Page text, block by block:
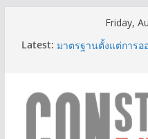
Friday,
Latest: ผู้เชี่ยวชาญด้านวิศว
มาตรฐานตั้งแต่การ
การเดินทางที่สะดวก
What You Love”
BCT Expo 2026 ชู